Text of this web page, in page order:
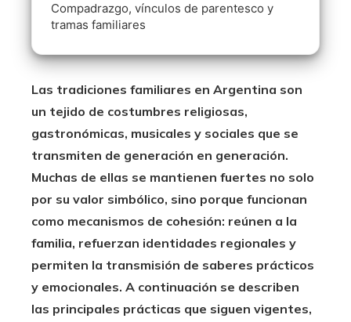
Compadrazgo, vínculos de parentesco y
tramas familiares
Las tradiciones familiares en Argentina son
un tejido de costumbres religiosas,
gastronómicas, musicales y sociales que se
transmiten de generación en generación.
Muchas de ellas se mantienen fuertes no solo
por su valor simbólico, sino porque funcionan
como mecanismos de cohesión: reúnen a la
familia, refuerzan identidades regionales y
permiten la transmisión de saberes prácticos
y emocionales. A continuación se describen
las principales prácticas que siguen vigentes,